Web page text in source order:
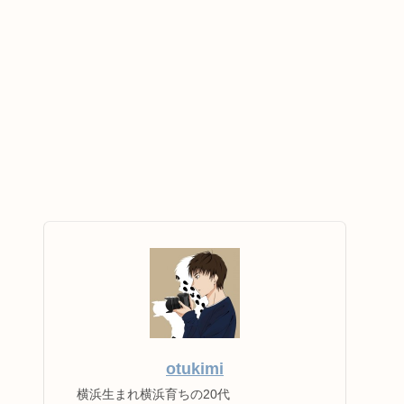
otukimi
横浜生まれ横浜育ちの20代